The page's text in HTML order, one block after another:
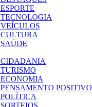
ESPORTE
TECNOLOGIA
VEÍCULOS
CULTURA
SAÚDE
CIDADANIA
TURISMO
ECONOMIA
PENSAMENTO POSITIVO
POLÍTICA
SORTEIOS